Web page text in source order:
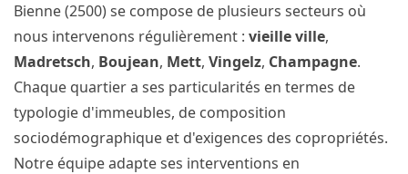
Bienne (2500) se compose de plusieurs secteurs où
nous intervenons régulièrement : vieille ville,
Madretsch, Boujean, Mett, Vingelz, Champagne.
Chaque quartier a ses particularités en termes de
typologie d'immeubles, de composition
sociodémographique et d'exigences des copropriétés.
Notre équipe adapte ses interventions en